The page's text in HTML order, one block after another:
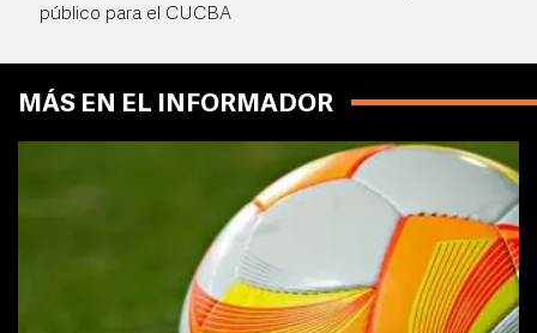
público para el CUCBA
MÁS EN EL INFORMADOR